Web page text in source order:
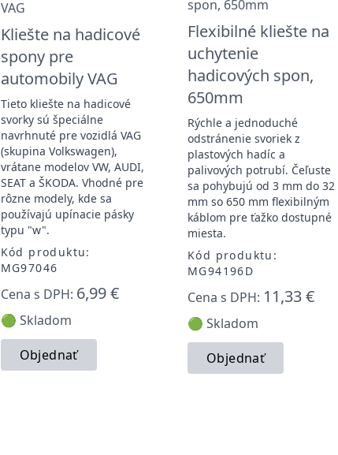
Kliešte na hadicové
spony pre
automobily VAG
Tieto kliešte na hadicové
svorky sú špeciálne
navrhnuté pre vozidlá VAG
(skupina Volkswagen),
vrátane modelov VW, AUDI,
SEAT a ŠKODA. Vhodné pre
rôzne modely, kde sa
používajú upínacie pásky
typu "w".
Kód produktu:
MG97046
Cena s DPH: 6,99 €
🟢 Skladom
Objednať
Flexibilné kliešte na
uchytenie
hadicových spon,
650mm
Rýchle a jednoduché
odstránenie svoriek z
plastových hadíc a
palivových potrubí. Čeľuste
sa pohybujú od 3 mm do 32
mm so 650 mm flexibilným
káblom pre ťažko dostupné
miesta.
Kód produktu:
MG94196D
Cena s DPH: 11,33 €
🟢 Skladom
Objednať